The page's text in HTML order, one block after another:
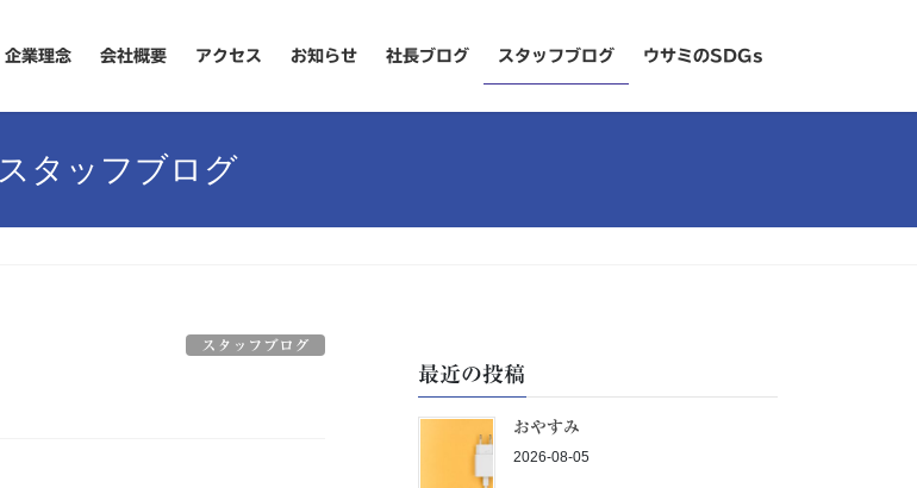
企業理念 会社概要 アクセス お知らせ 社長ブログ スタッフブログ ウサミのSDGs
スタッフブログ
スタッフブログ
最近の投稿
おやすみ
2026-08-05